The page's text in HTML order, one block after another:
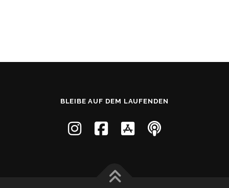
BLEIBE AUF DEM LAUFENDEN